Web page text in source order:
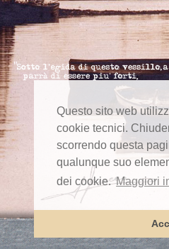
Questo sito web
cookie tecnici.
scorrendo questa
qualunque suo
dei cookie.Maggiori